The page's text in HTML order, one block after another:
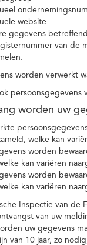
website
gegevens
van de
worden verwerkt
worden uw
welke kan
worden
kan variëren
worden
kan variëren
Inspectie van de
van uw
uw gegevens
van 10 jaar, zo